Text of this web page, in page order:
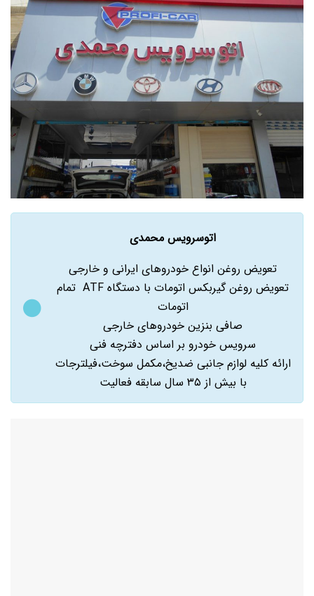
اتوسرویس محمدی
تعویض روغن انواع خودروهای ایرانی و خارجی
تعویض روغن گیربکس اتومات با دستگاه ATF تمام
اتومات
صافی بنزین خودروهای خارجی
سرویس خودرو بر اساس دفترچه فنی
ارائه کلیه لوازم جانبی ضدیخ،مکمل سوخت،فیلترجات
با بیش از ۳۵ سال سابقه فعالیت